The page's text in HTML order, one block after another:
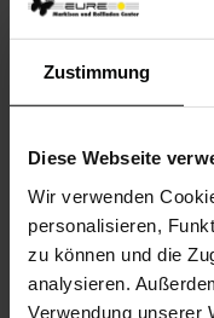
Zustimmung
Diese Webseite
Wir verwenden
personalisieren,
zu können und die
analysieren.
Verwendung unserer
Schrägen -
Umfangreiches
in Räumen mit
Product details
max. Breite:
Anlagen auf Anfrage